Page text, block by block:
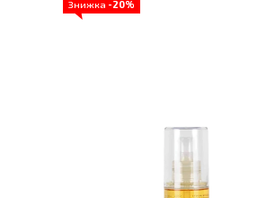
Знижка -20%